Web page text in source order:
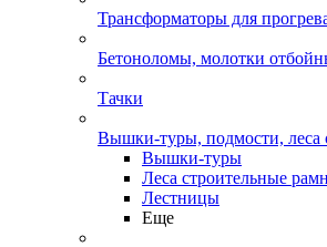
Трансформаторы для
Бетоноломы, молотки
Тачки
Вышки-туры, подмости, леса
Вышки-туры
Леса строительные
Лестницы
Еще